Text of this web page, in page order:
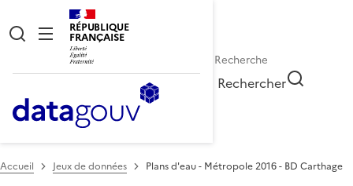
RÉPUBLIQUE
FRANÇAISE
Rechercher
Accueil Jeux de données Plans d'eau - Métropole 2016 - BD Carthage